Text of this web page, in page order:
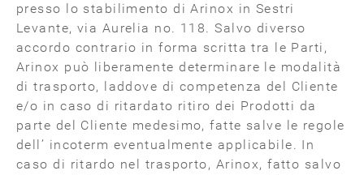
presso lo stabilimento di Arinox in Sestri
Levante, via Aurelia no. 118. Salvo diverso
accordo contrario in forma scritta tra le Parti,
Arinox può liberamente determinare le modalità
di trasporto, laddove di competenza del Cliente
e/o in caso di ritardato ritiro dei Prodotti da
parte del Cliente medesimo, fatte salve le regole
dell’ incoterm eventualmente applicabile. In
caso di ritardo nel trasporto, Arinox, fatto salvo